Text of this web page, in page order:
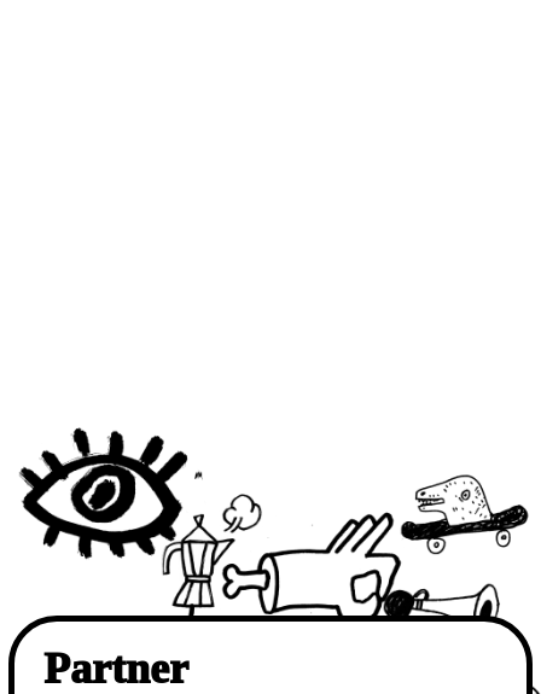
Partner